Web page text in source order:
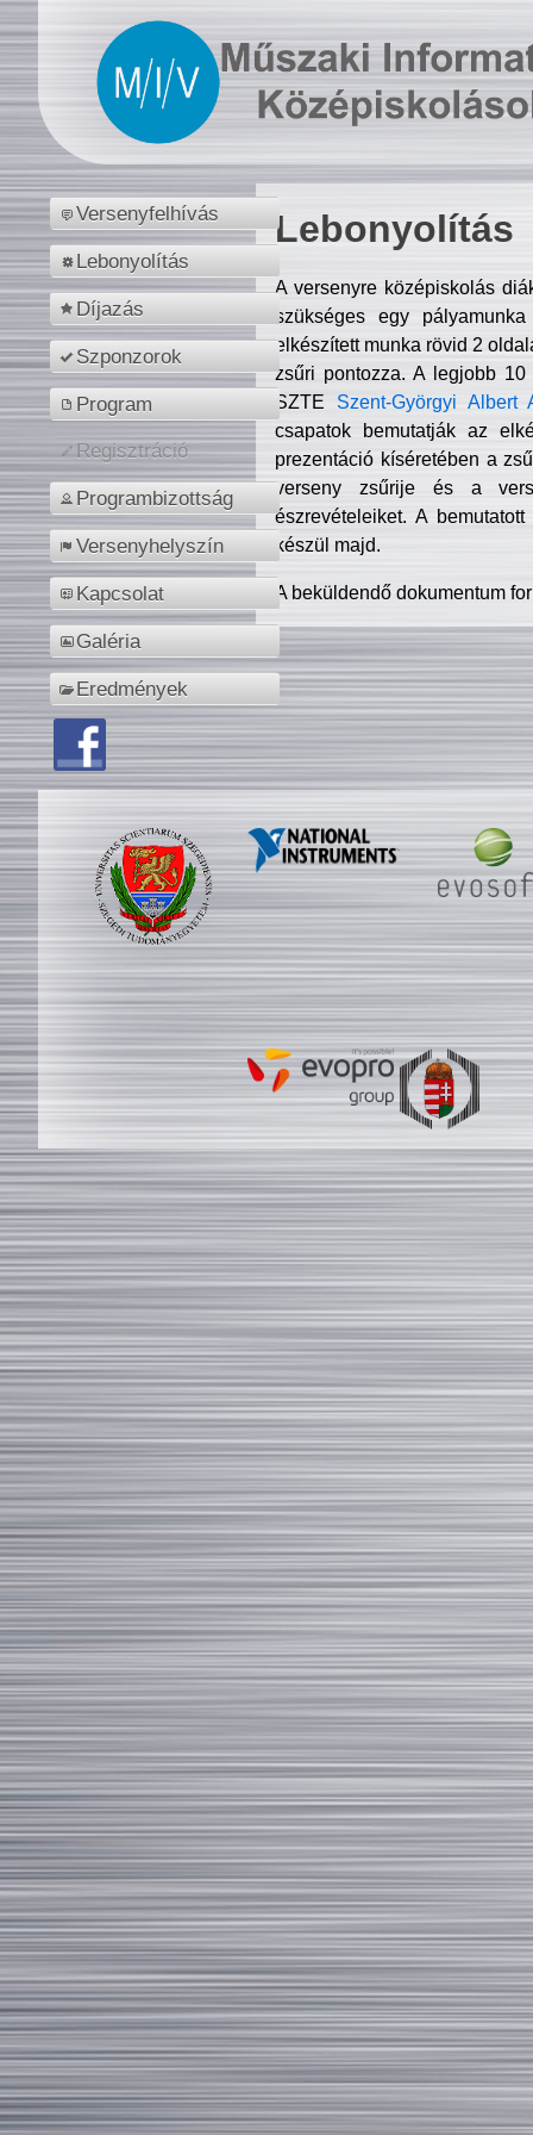
Versenyfelhívás
Lebonyolítás
Díjazás
Szponzorok
Program
Regisztráció
Programbizottság
Versenyhelyszín
Kapcsolat
Galéria
Eredmények
Lebonyolítás
A versenyre középiskolás
szükséges egy
elkészített munka rövid 2
zsűri pontozza. A legjobb
SZTE Szent-Györgyi Albert
csapatok bemutatják az
prezentáció kíséretében a
verseny zsűrije és a
észrevételeiket. A
készül majd.
A beküldendő dokumentum